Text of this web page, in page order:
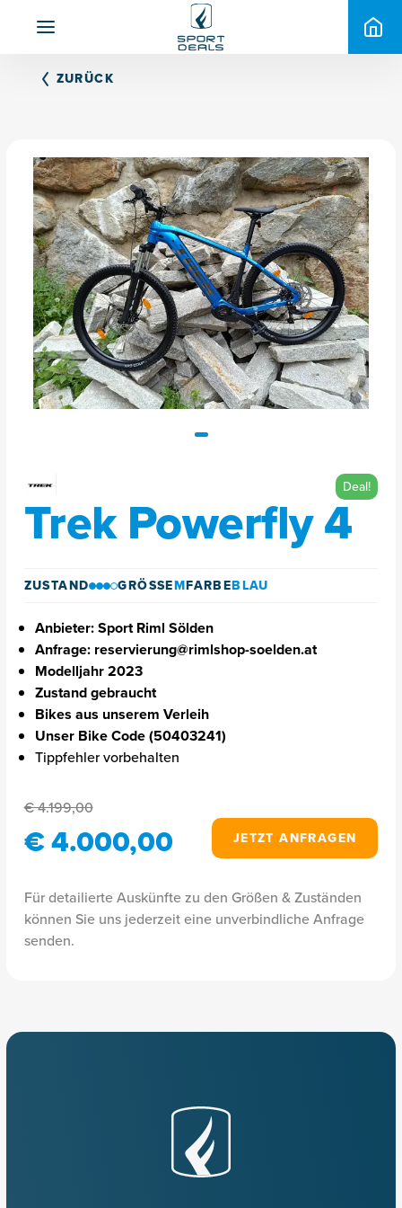
ZURÜCK
Deal!
Trek Powerfly 4
ZUSTAND GRÖSSEMFARBEBLAU
Anbieter: Sport Riml Sölden
Anfrage: reservierung@rimlshop-soelden.at
Modelljahr 2023
Zustand gebraucht
Bikes aus unserem Verleih
Unser Bike Code (50403241)
Tippfehler vorbehalten
€ 4.199,00
€ 4.000,00 JETZT ANFRAGEN
Für detailierte Auskünfte zu den Größen & Zuständen
können Sie uns jederzeit eine unverbindliche Anfrage
senden.